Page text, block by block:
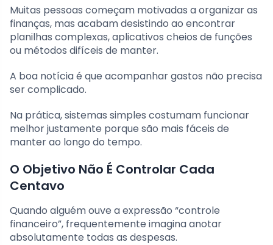
Muitas pessoas começam motivadas a organizar as
finanças, mas acabam desistindo ao encontrar
planilhas complexas, aplicativos cheios de funções
ou métodos difíceis de manter.
A boa notícia é que acompanhar gastos não precisa
ser complicado.
Na prática, sistemas simples costumam funcionar
melhor justamente porque são mais fáceis de
manter ao longo do tempo.
O Objetivo Não É Controlar Cada
Centavo
Quando alguém ouve a expressão “controle
financeiro”, frequentemente imagina anotar
absolutamente todas as despesas.